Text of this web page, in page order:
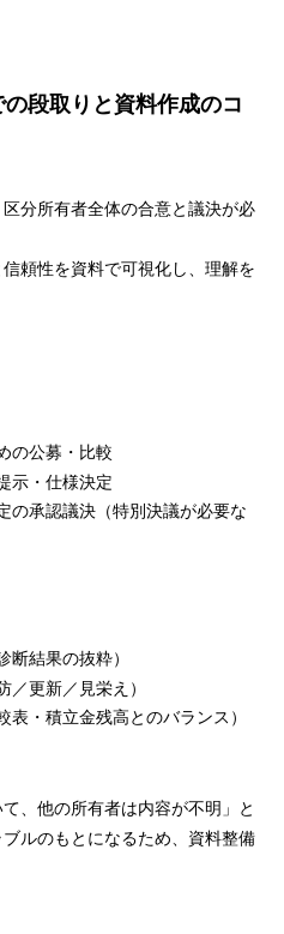
段取りと資料作成のコ
分所有者全体の合意と議決が必
頼性を資料で可視化し、理解を
の公募・比較
示・仕様決定
の承認議決（特別決議が必要な
断結果の抜粋）
／更新／見栄え）
・積立金残高とのバランス）
、他の所有者は内容が不明」と
ルのもとになるため、資料整備